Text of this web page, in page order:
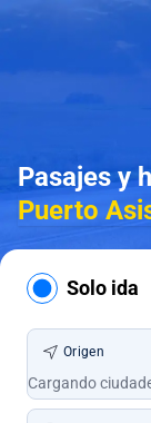
Pasajes y
Puerto
Solo ida
Origen